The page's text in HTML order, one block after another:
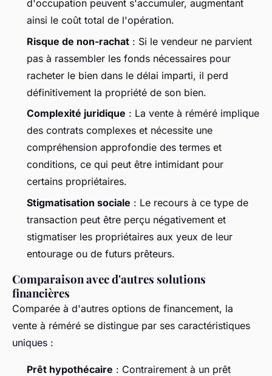
d'occupation peuvent s'accumuler, augmentant
ainsi le coût total de l'opération.
Risque de non-rachat : Si le vendeur ne parvient
pas à rassembler les fonds nécessaires pour
racheter le bien dans le délai imparti, il perd
définitivement la propriété de son bien.
Complexité juridique : La vente à réméré implique
des contrats complexes et nécessite une
compréhension approfondie des termes et
conditions, ce qui peut être intimidant pour
certains propriétaires.
Stigmatisation sociale : Le recours à ce type de
transaction peut être perçu négativement et
stigmatiser les propriétaires aux yeux de leur
entourage ou de futurs prêteurs.
Comparaison avec d'autres solutions
financières
Comparée à d'autres options de financement, la
vente à réméré se distingue par ses caractéristiques
uniques :
Prêt hypothécaire : Contrairement à un prêt